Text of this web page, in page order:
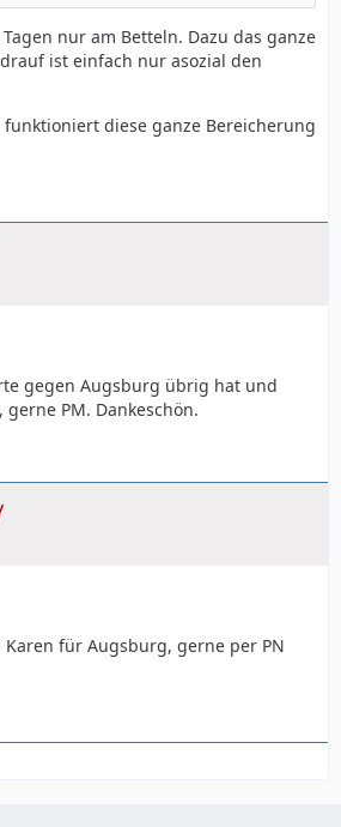
nur am Betteln. Dazu das ganze
ist einfach nur asozial den
diese ganze Bereicherung
gegen Augsburg übrig hat und
PM. Dankeschön.
Karen für Augsburg, gerne per PN